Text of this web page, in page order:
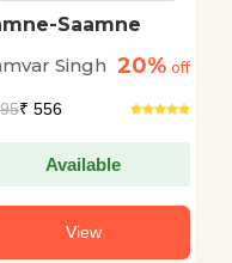
Saamne
Singh 20% off
₹ 556
Available
View